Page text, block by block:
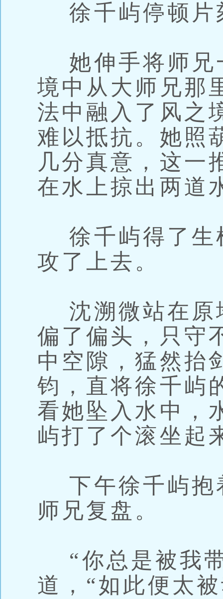
徐千屿停顿片
她伸手将师兄
境中从大师兄那
法中融入了风之
难以抵抗。她照
几分真意，这一
在水上掠出两道
徐千屿得了生
攻了上去。
沈溯微站在原
偏了偏头，只守
中空隙，猛然抬
钧，直将徐千屿
看她坠入水中，
屿打了个滚坐起
下午徐千屿抱
师兄复盘。
“你总是被我
道，“如此便太